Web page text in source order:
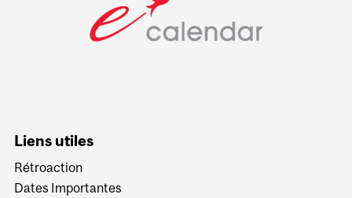
Liens utiles
Rétroaction
Dates Importantes